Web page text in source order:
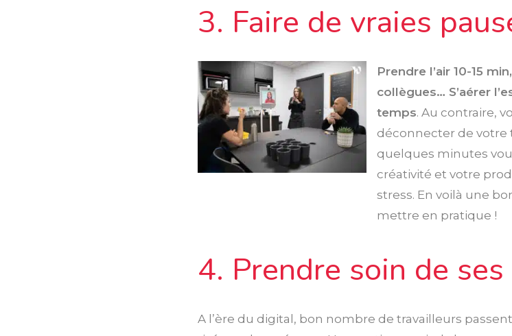
3. Faire de vraies
Prendre l’air 10-15
collègues… S’aérer
temps. Au contraire,
déconnecter de votre
quelques minutes
créativité et votre
stress. En voilà une
mettre en pratique !
4. Prendre soin de
A l’ère du digital, bon nombre de travailleurs